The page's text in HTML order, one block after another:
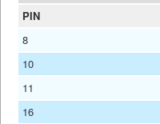
PIN
8
10
11
16